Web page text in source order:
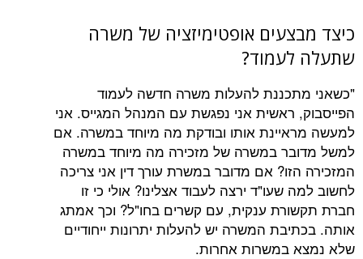
אופטימיזציה של משרה
להעלות משרה חדשה לעמוד
ראשית אני נפגשת עם המנהל המגייס. אני
אותו ובודקת מה מיוחד במשרה. אם
במשרה של מזכירה מה מיוחד במשרה
אם מדובר במשרת עורך דין אני צריכה
ירצה לעבוד אצלינו? אולי כי זו
ענקית, עם קשרים בחו"ל? וכך אמתג
המשרה יש להעלות יתרונות ייחודיים
במשרות אחרות.